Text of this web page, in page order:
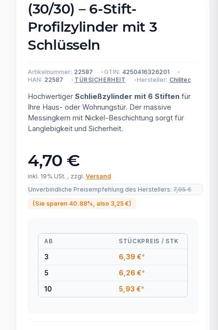
(30/30) – 6-Stift-
Profilzylinder mit 3
Schlüsseln
Artikelnummer: 22587 GTIN: 4250416326201
HAN: 22587 TÜRSICHERHEIT Hersteller: Chilitec
Hochwertiger Schließzylinder mit 6 Stiften für
Ihre Haus- oder Wohnungstür. Der massive
Messingkern mit Nickel-Beschichtung sorgt für
Langlebigkeit und Sicherheit.
4,70 €
inkl. 19% USt. , zzgl. Versand
Unverbindliche Preisempfehlung des Herstellers: 7,95 €
(Sie sparen 40.88% , also 3,25 €)
AB STÜCKPREIS / STK
3 6,39 €*
5 6,26 €*
10 5,93 €*